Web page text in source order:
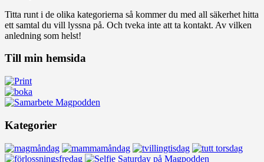
Titta runt i de olika kategorierna så kommer du med all säkerhet hitta
ett samtal du vill lyssna på. Och tveka inte att ta kontakt. Av vilken
anledning som helst!
Till min hemsida
Kategorier